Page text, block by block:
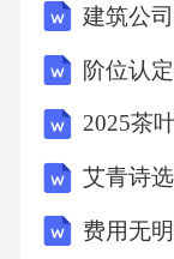
建筑公
阶位认
2025茶
艾青诗
费用无